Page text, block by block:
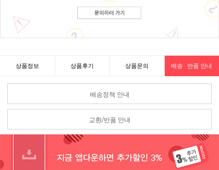
상품정보 상품후기 상품문의 배송 · 반품 안내
배송정책 안내
교환/반품 안내